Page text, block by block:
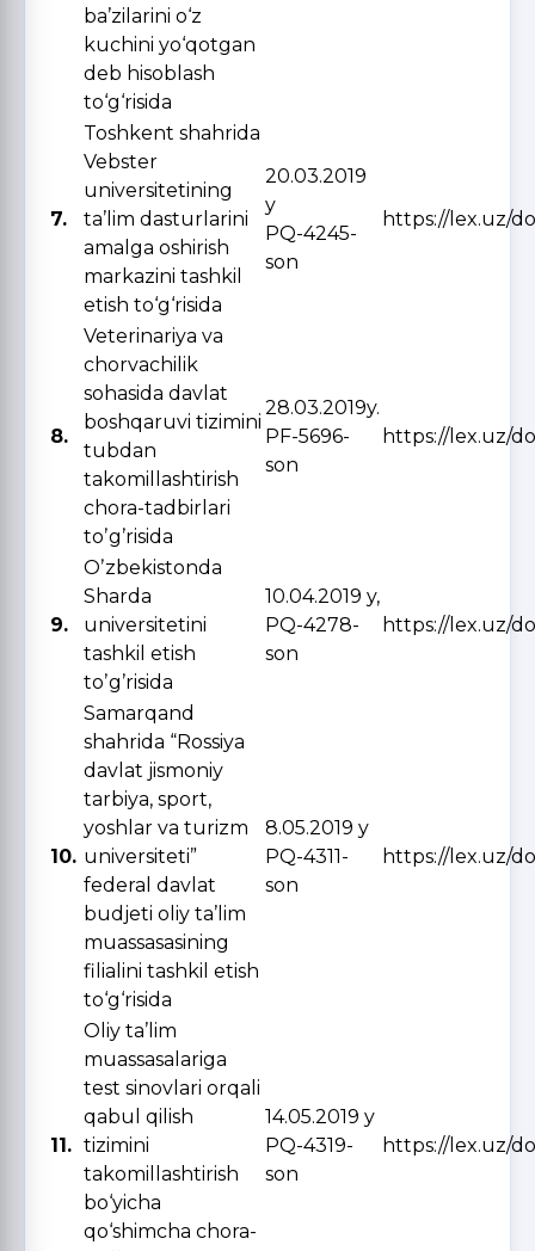
ba’zilarini o‘z
kuchini yo‘qotgan
deb hisoblash
to‘g‘risida
7.
Toshkent shahrida
Vebster
universitetining
ta’lim dasturlarini
amalga oshirish
markazini tashkil
etish to‘g‘risida
20.03.2019
y
PQ-4245-
son
https://lex.uz/
8.
Veterinariya va
chorvachilik
sohasida davlat
boshqaruvi tizimini
tubdan
takomillashtirish
chora-tadbirlari
toʼgʼrisida
28.03.2019y.
PF-5696-
son
https://lex.uz/
9.
Oʼzbekistonda
Sharda
universitetini
tashkil etish
toʼgʼrisida
10.04.2019 y,
PQ-4278-
son
https://lex.uz/
10.
Samarqand
shahrida “Rossiya
davlat jismoniy
tarbiya, sport,
yoshlar va turizm
universiteti”
federal davlat
budjeti oliy ta’lim
muassasasining
filialini tashkil etish
to‘g‘risida
8.05.2019 y
PQ-4311-
son
https://lex.uz/
11.
Oliy ta’lim
muassasalariga
test sinovlari orqali
qabul qilish
tizimini
takomillashtirish
bo‘yicha
qo‘shimcha chora-
14.05.2019 y
PQ-4319-
son
https://lex.uz/